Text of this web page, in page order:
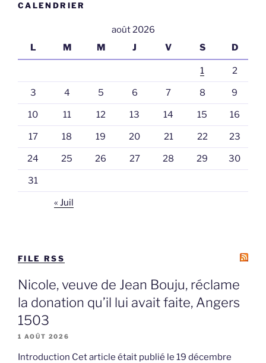
CALENDRIER
août 2026
L
M M J V S D
1 2
3 4 5 6 7 8 9
10 11 12 13 14 15 16
17 18 19 20 21 22 23
24 25 26 27 28 29 30
31
« Juil
FILE RSS
Nicole, veuve de Jean Bouju, réclame
la donation qu’il lui avait faite, Angers
1503
1 AOÛT 2026
Introduction Cet article était publié le 19 décembre